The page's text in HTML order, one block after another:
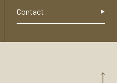
Contact